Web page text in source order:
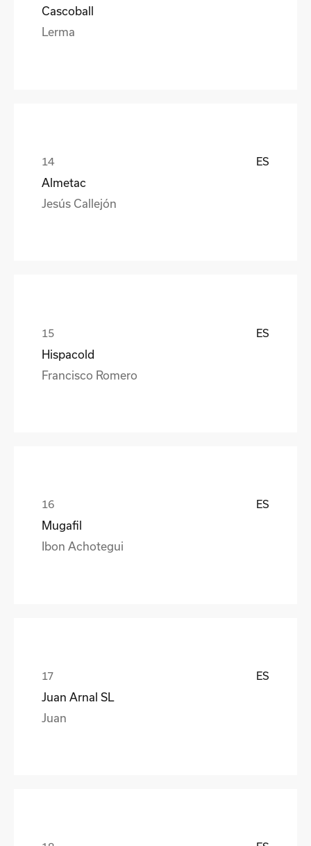
Cascoball
Lerma
ES
Almetac
Jesús Callejón
ES
Hispacold
Francisco Romero
ES
Mugafil
Ibon Achotegui
ES
Juan Arnal SL
Juan